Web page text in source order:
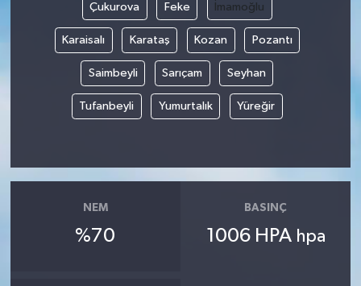
Çukurova Feke İmamoğlu
Karaisalı Karataş Kozan Pozantı
Saimbeyli Sarıçam Seyhan
Tufanbeyli Yumurtalık Yüreğir
NEM
%70
BASINÇ
1006 HPA hpa